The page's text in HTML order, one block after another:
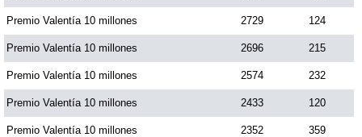
Premio Valentía 10 millones 2729 124
Premio Valentía 10 millones 2696 215
Premio Valentía 10 millones 2574 232
Premio Valentía 10 millones 2433 120
Premio Valentía 10 millones 2352 359